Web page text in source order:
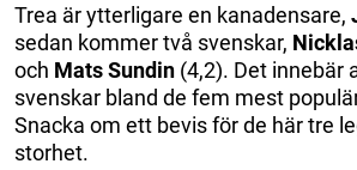
Trea är ytterligare en kanadensare,
sedan kommer två svenskar,
och Mats Sundin (4,2). Det innebär
svenskar bland de fem mest
Snacka om ett bevis för de här tre
storhet.